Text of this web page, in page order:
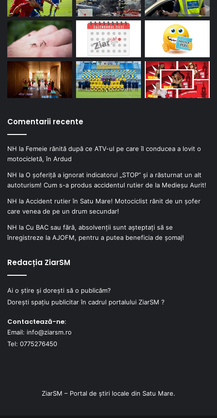
Comentarii recente
NH la Femeie rănită după ce ATV-ul pe care îl conducea a lovit o
motocicletă, în Ardud
NH la O șoferiță a ignorat indicatorul „STOP” și a răsturnat un alt
autoturism! Cum s-a produs accidentul rutier de la Medieșu Aurit!
NH la Accident rutier în Satu Mare! Motociclist rănit de un șofer
care venea de pe un drum secundar!
NH la Cu BAC sau fără, absolvenții sunt așteptați să se
înregistreze la AJOFM, pentru a putea beneficia de șomaj!
Redacția ZiarSM
Ai o știre și dorești să o publicăm?
Dorești spațiu publicitar în cadrul portalului ZiarSM ?
Contactează-ne:
Email: info@ziarsm.ro
Tel: 0775276450
ZiarSM – Portal de știri locale din Satu Mare.